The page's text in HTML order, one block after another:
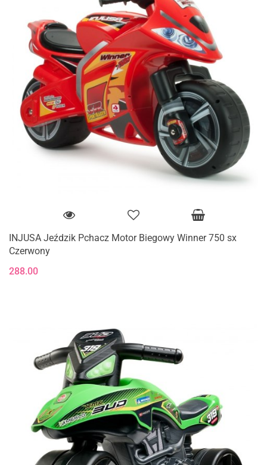
INJUSA Jeździk Pchacz Motor Biegowy Winner 750 sx
Czerwony
288.00